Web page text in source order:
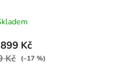
Kč
Kč (–17 %)